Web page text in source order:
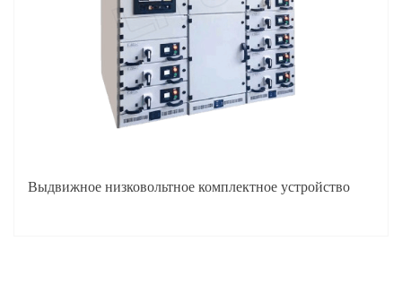
Выдвижное низковольтное комплектное устройство